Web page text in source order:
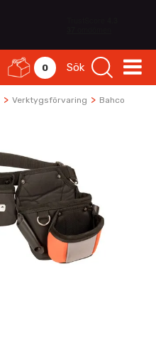
0 Sök
> Verktygsförvaring > Bahco